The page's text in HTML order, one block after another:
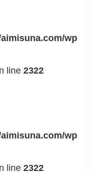
wp
line2322
wp
line2322